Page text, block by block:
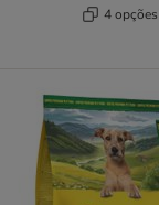
4 opções